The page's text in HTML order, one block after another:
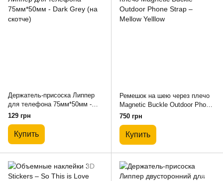
Держатель-присоска Липпер
для телефона 75мм*50мм -
Dark Grey (на скотче)
129 грн
Купить
Ремешок на шею через плечо
Magnetic Buckle Outdoor Phone
Strap – Mellow Yelllow
750 грн
Купить